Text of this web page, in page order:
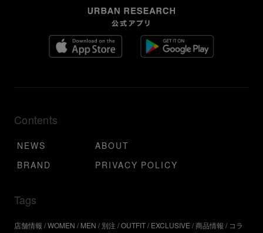
Contents
NEWS
ABOUT
BRAND
PRIVACY POLICY
Tags
店舗情報 WOMEN MEN 別注 OUTFIT EXCLUSIVE 商品情報 コラ